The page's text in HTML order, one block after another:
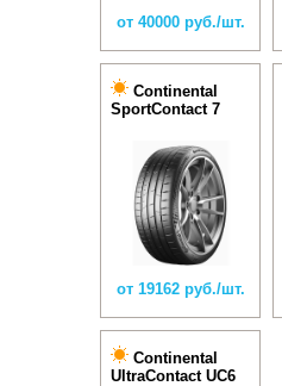
от 40000 руб./шт.
Continental
SportContact 7
от 19162 руб./шт.
Continental
UltraContact UC6